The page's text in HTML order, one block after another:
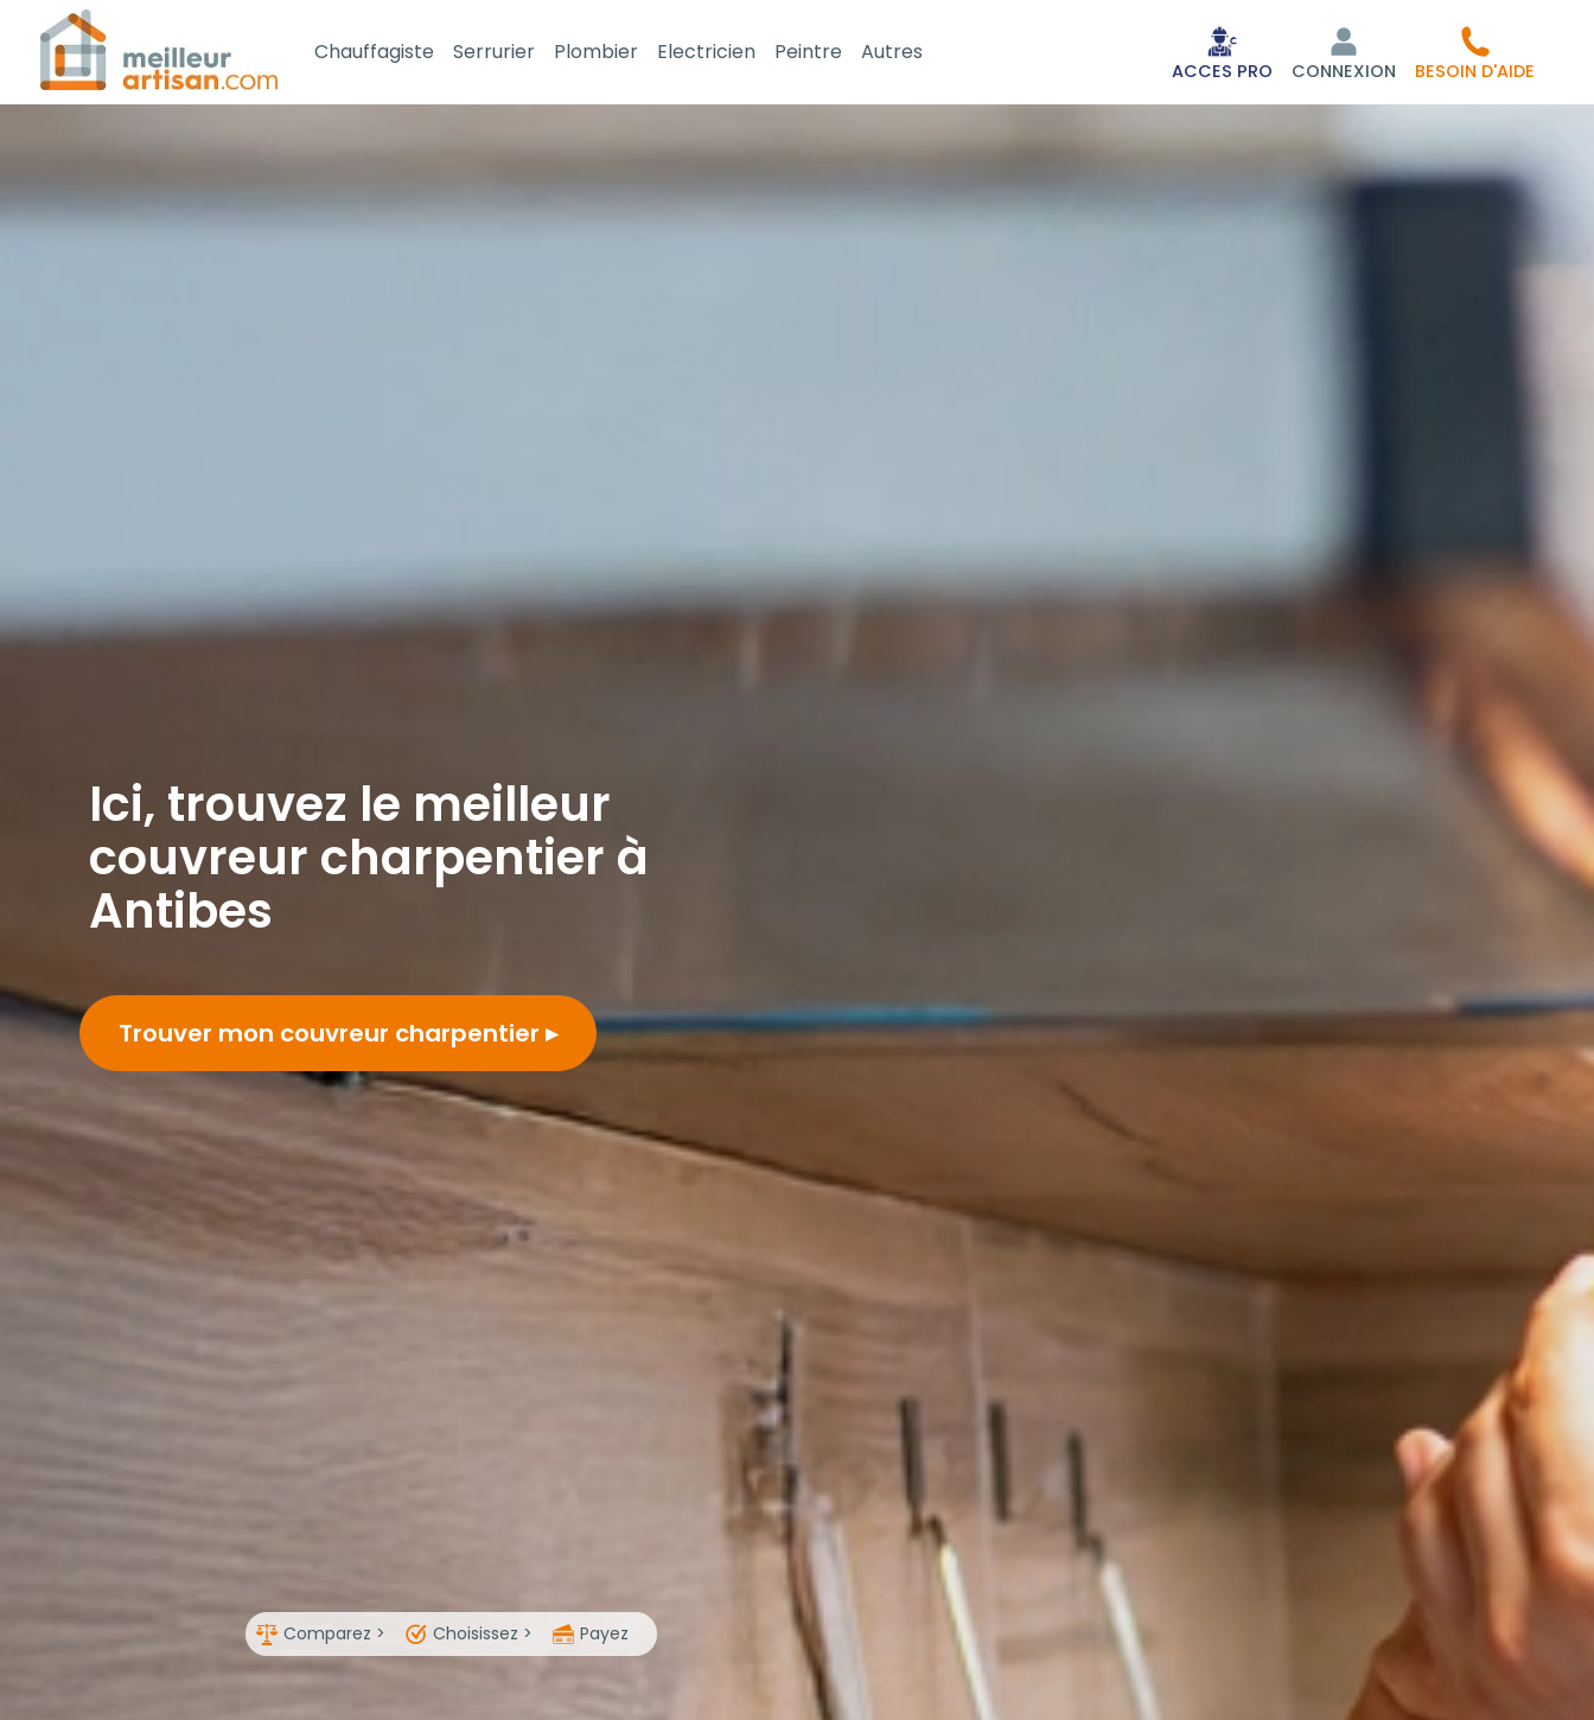
Chauffagiste Serrurier Plombier Electricien Peintre Autres
ACCES PRO CONNEXION BESOIN D'AIDE
Ici, trouvez le meilleur
couvreur charpentier à
Antibes
Trouver mon couvreur charpentier
Comparez > Choisissez > Payez